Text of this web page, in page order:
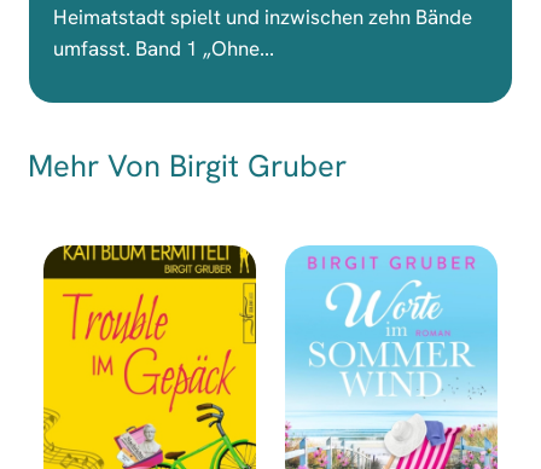
Heimatstadt spielt und inzwischen zehn Bände
umfasst. Band 1 „Ohne...
Mehr Von Birgit Gruber